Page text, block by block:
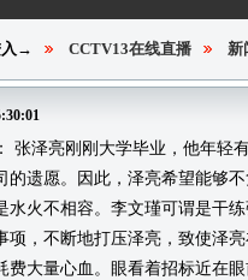
入→ CCTV13在线直播 新
泽亮刚刚大学毕业，他年轻
的遗愿。因此，泽亮希望能够
水火不相容。李文瑾可谓是干
项，不断地打压泽亮，致使泽
费大量心血。眼看着招标近在